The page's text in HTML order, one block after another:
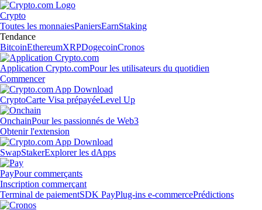
Crypto
Toutes les monnaiesPaniersEarnStaking
Tendance
BitcoinEthereumXRPDogecoinCronos
Application Crypto.comPour les utilisateurs du quotidien
Commencer
CryptoCarte Visa prépayéeLevel Up
OnchainPour les passionnés de Web3
Obtenir l'extension
SwapStakerExplorer les dApps
PayPour commerçants
Inscription commerçant
Terminal de paiementSDK PayPlug-ins e-commercePrédictions